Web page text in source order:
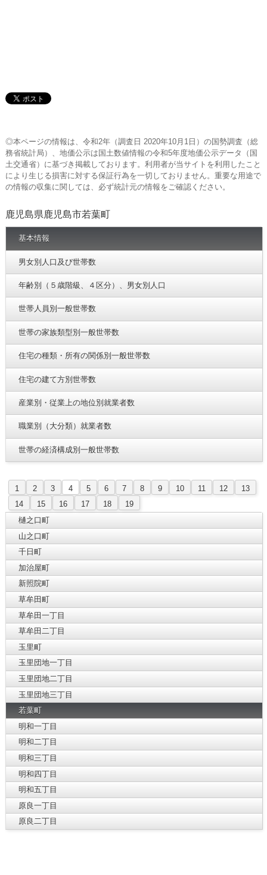
◎本ページの情報は、令和2年（調査日 2020年10月1日）の国勢調査（総
務省統計局）、地価公示は国土数値情報の令和5年度地価公示データ（国
土交通省）に基づき掲載しております。利用者が当サイトを利用したこと
により生じる損害に対する保証行為を一切しておりません。重要な用途で
の情報の収集に関しては、必ず統計元の情報をご確認ください。
鹿児島県鹿児島市若葉町
基本情報
男女別人口及び世帯数
年齢別（５歳階級、４区分）、男女別人口
世帯人員別一般世帯数
世帯の家族類型別一般世帯数
住宅の種類・所有の関係別一般世帯数
住宅の建て方別世帯数
産業別・従業上の地位別就業者数
職業別（大分類）就業者数
世帯の経済構成別一般世帯数
1 2 3 4 5 6 7 8 9 10 11 12
13
14
15 16 17 18
19
樋之口町
山之口町
千日町
加治屋町
新照院町
草牟田町
草牟田一丁目
草牟田二丁目
玉里町
玉里団地一丁目
玉里団地二丁目
玉里団地三丁目
若葉町
明和一丁目
明和二丁目
明和三丁目
明和四丁目
明和五丁目
原良一丁目
原良二丁目